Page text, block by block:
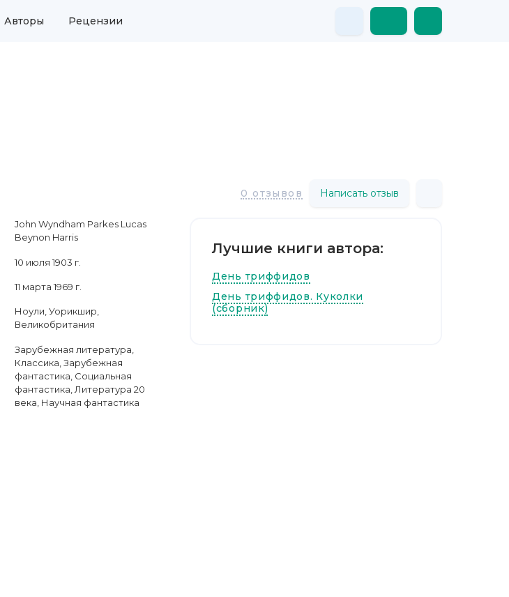
Авторы Рецензии
0 отзывов Написать отзыв
John Wyndham Parkes Lucas
Beynon Harris
10 июля 1903 г.
11 марта 1969 г.
Ноули, Уорикшир,
Великобритания
Зарубежная литература
Классика Зарубежная
фантастика Социальная
фантастика Литература 20
века Научная фантастика
Лучшие книги автора:
День триффидов
День триффидов. Куколки
(сборник)